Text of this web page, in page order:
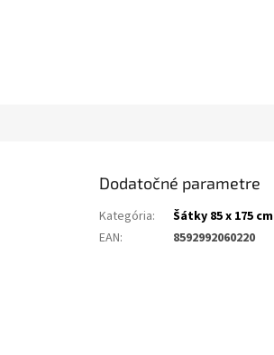
Dodatočné parametre
Kategória:
Šátky 85 x 175 cm
EAN: 8592992060220